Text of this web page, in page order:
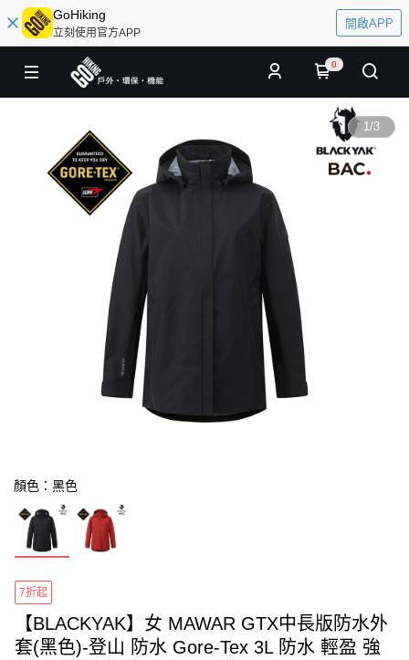
GoHiking
立刻使用官方APP
開啟APP
0
1/3
顏色：黑色
7折起
【BLACKYAK】女 MAWAR GTX中長版防水外
套(黑色)-登山 防水 Gore-Tex 3L 防水 輕盈 強